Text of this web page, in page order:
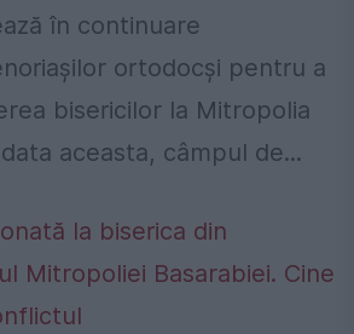
în continuare
ortodocşi pentru a
bisericilor la Mitropolia
aceasta, câmpul de...